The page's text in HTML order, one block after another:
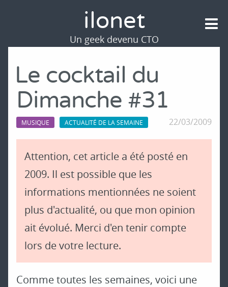
Le cocktail du
Dimanche #31
MUSIQUE ACTUALITÉ DE LA SEMAINE 22/03/2009
Attention, cet article a été posté en
2009. Il est possible que les
informations mentionnées ne soient
plus d'actualité, ou que mon opinion
ait évolué. Merci d'en tenir compte
lors de votre lecture.
Comme toutes les semaines, voici une
ilonet
Un geek devenu CTO